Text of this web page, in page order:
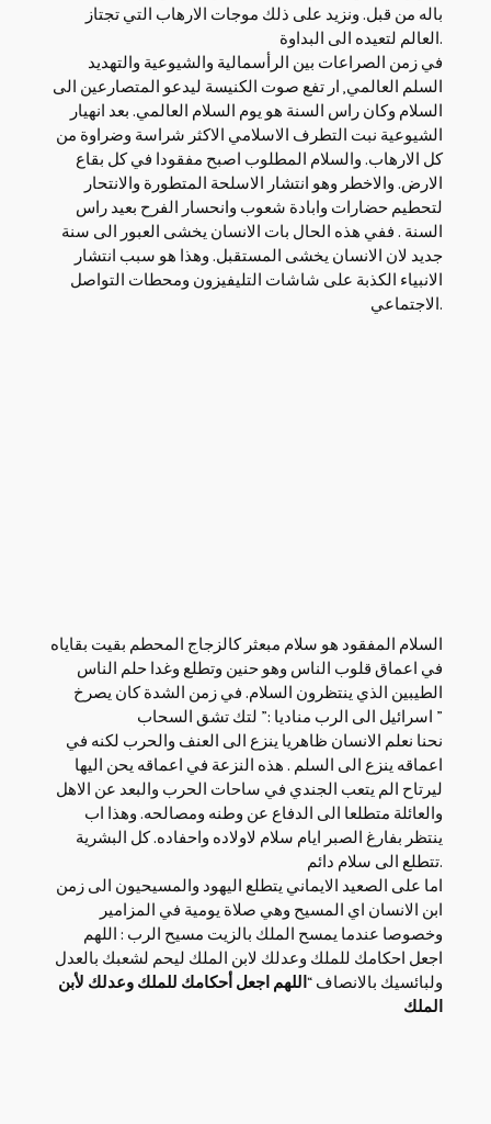
باله من قبل. ونزيد على ذلك موجات الارهاب التي تجتاز
العالم لتعيده الى البداوة.
في زمن الصراعات بين الرأسمالية والشيوعية والتهديد
السلم العالمي, ار تفع صوت الكنيسة ليدعو المتصارعين الى
السلام وكان راس السنة هو يوم السلام العالمي. بعد انهيار
الشيوعية نبت التطرف الاسلامي الاكثر شراسة وضراوة من
كل الارهاب. والسلام المطلوب اصبح مفقودا في كل بقاع
الارض. والاخطر وهو انتشار الاسلحة المتطورة والانتحار
لتحطيم حضارات وابادة شعوب وانحسار الفرح بعيد راس
السنة . ففي هذه الحال بات الانسان يخشى العبور الى سنة
جديد لان الانسان يخشى المستقبل. وهذا هو سبب انتشار
الانبياء الكذبة على شاشات التليفيزون ومحطات التواصل
الاجتماعي.
السلام المفقود هو سلام مبعثر كالزجاج المحطم بقيت بقاياه
في اعماق قلوب الناس وهو حنين وتطلع وغدا حلم الناس
الطيبين الذي ينتظرون السلام. في زمن الشدة كان يصرخ
اسرائيل الى الرب مناديا :” لتك تشق السحاب ”
نحنا نعلم الانسان ظاهريا ينزع الى العنف والحرب لكنه في
اعماقه ينزع الى السلم . هذه النزعة في اعماقه يحن اليها
ليرتاح الم يتعب الجندي في ساحات الحرب والبعد عن الاهل
والعائلة متطلعا الى الدفاع عن وطنه ومصالحه. وهذا اب
ينتظر بفارغ الصبر ايام سلام لاولاده واحفاده. كل البشرية
تتطلع الى سلام دائم.
اما على الصعيد الايماني يتطلع اليهود والمسيحيون الى زمن
ابن الانسان اي المسيح وهي صلاة يومية في المزامير
وخصوصا عندما يمسح الملك بالزيت مسيح الرب : اللهم
اجعل احكامك للملك وعدلك لابن الملك ليحم لشعبك بالعدل
ولبائسيك بالانصاف “اللهم اجعل أحكامك للملك وعدلك لأبن
الملك